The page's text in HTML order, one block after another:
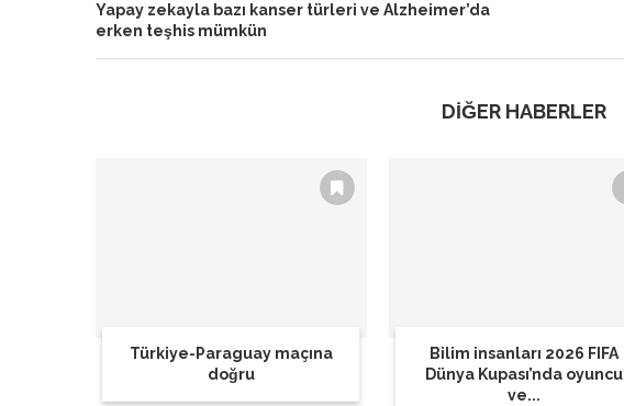
Yapay zekayla bazı kanser türleri ve Alzheimer’da
erken teşhis mümkün
DİĞER HABERLER
Türkiye-Paraguay maçına
doğru
Bilim insanları 2026 FIFA
Dünya Kupası’nda oyuncu
ve...